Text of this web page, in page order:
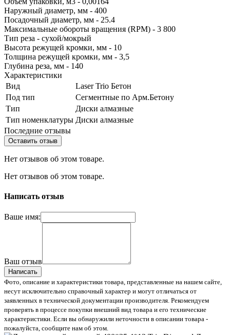
Наружный диаметр, мм - 400
Посадочный диаметр, мм - 25.4
Максимальные обороты вращения (RPM) - 3 800
Тип реза - сухой/мокрый
Высота режущей кромки, мм - 10
Толщина режущей кромки, мм - 3,5
Глубина реза, мм - 140
Характеристики
Вид
Laser Trio Бетон
Под тип
Сегментные по Арм.Бетону
Тип
Диски алмазные
Тип номенклатуры Диски алмазные
Последние отзывы
Оставить отзыв
Нет отзывов об этом товаре.
Нет отзывов об этом товаре.
Написать отзыв
Ваше имя:
Ваш отзыв
Написать
Фото, описание и характеристики товара, представленные на нашем сайте,
несут исключительно справочный характер и могут отличаться от
заявленных в технической документации производителя. Рекомендуем
проверять в процессе покупки внешний вид товара и его технические
характеристики. Если вы обнаружили неточности в описании товара -
пожалуйста, сообщите нам об этом.